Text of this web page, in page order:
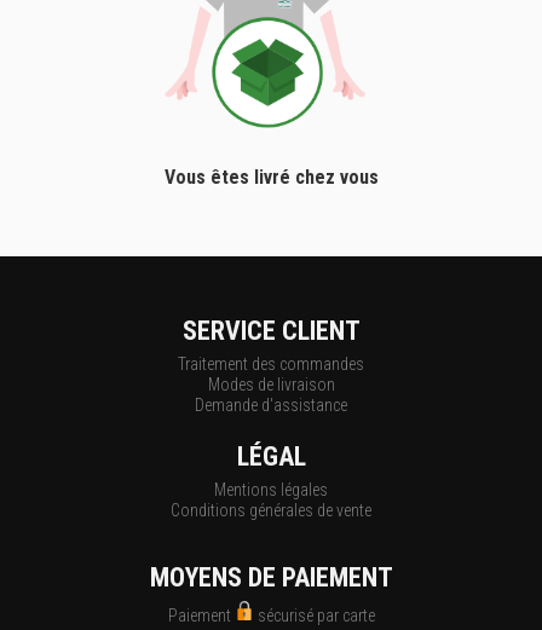
Vous êtes livré chez vous
SERVICE CLIENT
Traitement des commandes
Modes de livraison
Demande d'assistance
LÉGAL
Mentions légales
Conditions générales de vente
MOYENS DE PAIEMENT
Paiement sécurisé par carte